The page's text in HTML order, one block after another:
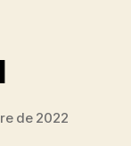
de 2022